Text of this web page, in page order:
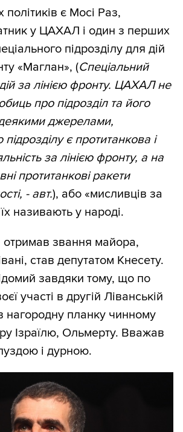
політиків є Мосі Раз,
у ЦАХАЛ і один з перших
підрозділу для дій
«Маглан», (Спеціальний
за лінією фронту. ЦАХАЛ не
про підрозділ та його
джерелами,
підрозділу є протитанкова і
за лінією фронту, а на
протитанкові ракети
- авт.), або «мисливців за
називають у народі.
отримав звання майора,
став депутатом Кнесету.
завдяки тому, що по
участі в другій Ліванській
нагородну планку чинному
Ізраїлю, Ольмерту. Вважав
і дурною.